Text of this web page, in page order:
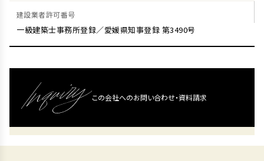
建設業者許可番号
一級建築士事務所登録／愛媛県知事登録 第3490号
この会社へのお問い合わせ・資料請求